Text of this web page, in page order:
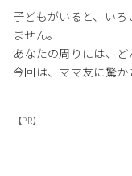
子どもがいると、い
ません。
あなたの周りには、
今回は、ママ友に驚か
【PR】